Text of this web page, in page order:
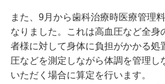
また、9月から歯科治療時医療管理
なりました。これは高血圧など全身
者様に対して身体に負担がかかる処
圧などを測定しながら体調を管理し
いただく場合に算定を行います。